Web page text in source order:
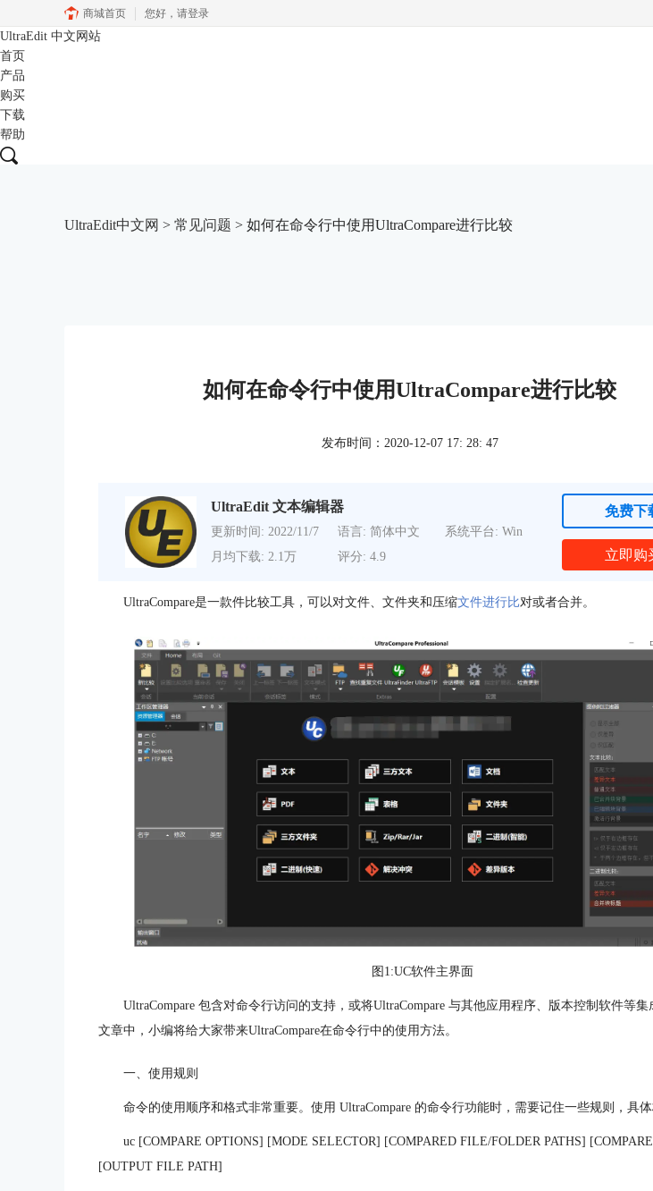
商城首页 您好， 请登录
UltraEdit 中文网站
首页
产品
购买
下载
帮助
UltraEdit中文网 > 常见问题 > 如何在命令行中使用UltraCompare进行比较
如何在命令行中使用UltraCompare进行比较
发布时间：2020-12-07 17: 28: 47
UltraEdit 文本编辑器
更新时间: 2022/11/7 语言: 简体中文
系统平台: Win
月均下载: 2.1万
评分: 4.9
免费下
立即购
UltraCompare是一款件比较工具，可以对文件、文件夹和压缩文件进行比对或者合并。
图1:UC软件主界面
UltraCompare 包含对命令行访问的支持，或将UltraCompare 与其他应用程序、版本控制软件等
文章中，小编将给大家带来UltraCompare在命令行中的使用方法。
一、使用规则
命令的使用顺序和格式非常重要。使用 UltraCompare 的命令行功能时，需要记住一些规则，具体
uc [COMPARE OPTIONS] [MODE SELECTOR] [COMPARED FILE/FOLDER PATHS]
[OUTPUT FILE PATH]